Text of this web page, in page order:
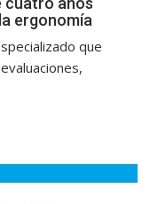
ergonomía
que